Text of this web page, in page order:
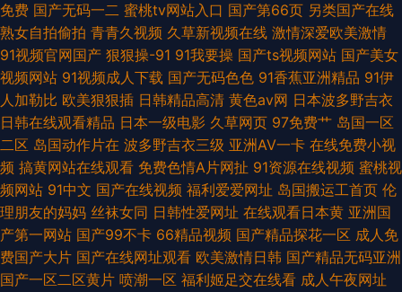
免费 国产无码一二 蜜桃tv网站入口 国产第66页 另类国产在线
熟女自拍偷拍 青青久视频 久草新视频在线 激情深爱欧美激情
91视频官网国产 狠狠操-91 91我要操 国产ts视频网站 国产美女
视频网站 91视频成人下载 国产无码色色 91香蕉亚洲精品 91伊
人加勒比 欧美狠狠插 日韩精品高清 黄色av网 日本波多野吉衣
日韩在线观看精品 日本一级电影 久草网页 97免费艹 岛国一区
二区 岛国动作片在 波多野吉衣三级 亚洲AV一卡 在线免费小视
频 搞黄网站在线观看 免费色情A片网扯 91资源在线视频 蜜桃视
频网站 91中文 国产在线视频 福利爱爱网址 岛国搬运工首页 伦
理朋友的妈妈 丝袜女同 日韩性爱网址 在线观看日本黄 亚洲国
产第一网站 国产99不卡 66精品视频 国产精品探花一区 成人免
费国产大片 国产在线网址观看 欧美激情日韩 国产精品无码亚洲
国产一区二区黄片 喷潮一区 福利姬足交在线看 成人午夜网址